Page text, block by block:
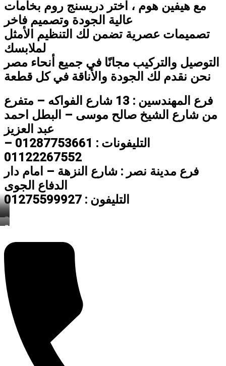
مع هيفين هوم ، اختر دريسنج روم بخامات
عالية الجودة وتصميم فاخر
تصميمات عصرية تضمن لك التنظيم الأمثل
لملابسك
التوصيل والتركيب مجانًا في جميع أنحاء مصر
نحن نقدم لك الجودة والأناقة في كل قطعة
فرع المهندسين : 13 شارع الفواكه – متفرع
من شارع الشيخ صالح موسى – البطل احمد
عبد العزيز
التليفونات : 01287753661 –
01122267552
فرع مدينة نصر : شارع النزهة – امام دار
الدفاع الجوى
التليفون : 01275599927
دريسنج
روم
دريسنج